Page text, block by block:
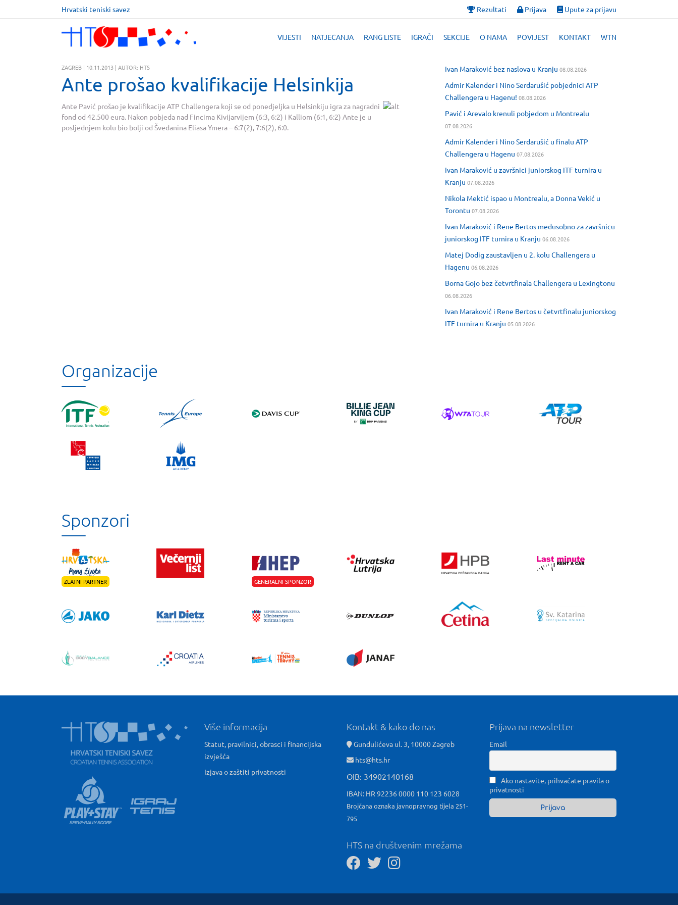
Hrvatski teniski savez Rezultati Prijava Upute za prijavu
VIJESTI NATJECANJA RANG LISTE IGRAČI SEKCIJE O NAMA POVIJEST KONTAKT WTN
ZAGREB | 10.11.2013 | AUTOR: HTS
Ante prošao kvalifikacije Helsinkija
Ante Pavić prošao je kvalifikacije ATP Challengera koji se od ponedjeljka u Helsinkiju igra za nagradni
fond od 42.500 eura. Nakon pobjeda nad Fincima Kivijarvijem (6:3, 6:2) i Kalliom (6:1, 6:2) Ante je u
posljednjem kolu bio bolji od Šveđanina Eliasa Ymera – 6:7(2), 7:6(2), 6:0.
Ivan Maraković bez naslova u Kranju 08.08.2026
Admir Kalender i Nino Serdarušić pobjednici ATP
Challengera u Hagenu! 08.08.2026
Pavić i Arevalo krenuli pobjedom u Montrealu
07.08.2026
Admir Kalender i Nino Serdarušić u finalu ATP
Challengera u Hagenu 07.08.2026
Ivan Maraković u završnici juniorskog ITF turnira u
Kranju 07.08.2026
Nikola Mektić ispao u Montrealu, a Donna Vekić u
Torontu 07.08.2026
Ivan Maraković i Rene Bertos međusobno za završnicu
juniorskog ITF turnira u Kranju 06.08.2026
Matej Dodig zaustavljen u 2. kolu Challengera u
Hagenu 06.08.2026
Borna Gojo bez četvrtfinala Challengera u Lexingtonu
06.08.2026
Ivan Maraković i Rene Bertos u četvrtfinalu juniorskog
ITF turnira u Kranju 05.08.2026
Organizacije
Sponzori
ZLATNI PARTNER GENERALNI SPONZOR
Više informacija
Statut, pravilnici, obrasci i financijska
izvješća
Izjava o zaštiti privatnosti
Kontakt & kako do nas
Gundulićeva ul. 3, 10000 Zagreb
hts@hts.hr
OIB: 34902140168
IBAN: HR 92236 0000 110 123 6028
Brojčana oznaka javnopravnog tijela 251-
795
HTS na društvenim mrežama
Prijava na newsletter
Email
Ako nastavite, prihvaćate pravila o
privatnosti